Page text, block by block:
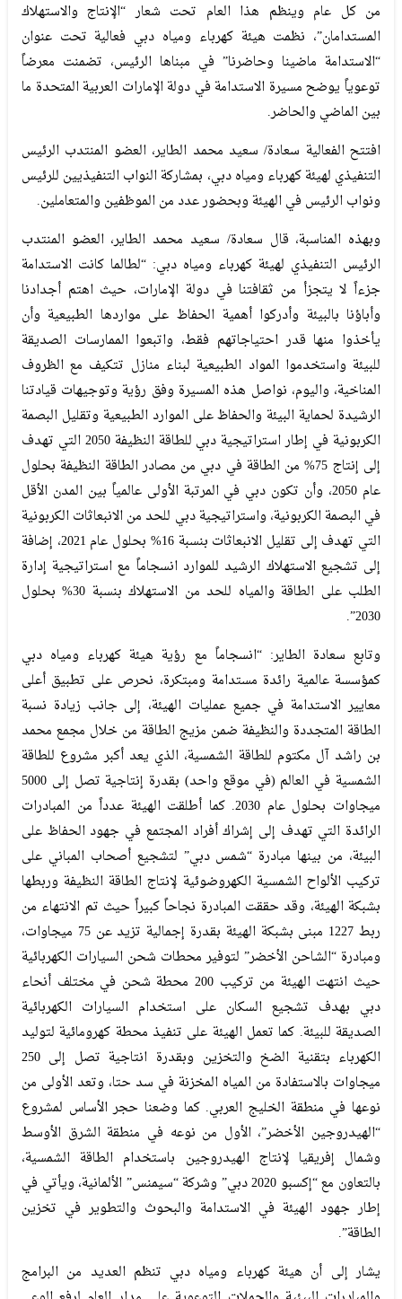
من كل عام وينظم هذا العام تحت شعار “الإنتاج والاستهلاك
المستدامان”، نظمت هيئة كهرباء ومياه دبي فعالية تحت عنوان
“الاستدامة ماضينا وحاضرنا” في مبناها الرئيس، تضمنت معرضاً
توعوياً يوضح مسيرة الاستدامة في دولة الإمارات العربية المتحدة ما
بين الماضي والحاضر.
افتتح الفعالية سعادة/ سعيد محمد الطاير، العضو المنتدب الرئيس
التنفيذي لهيئة كهرباء ومياه دبي، بمشاركة النواب التنفيذيين للرئيس
ونواب الرئيس في الهيئة وبحضور عدد من الموظفين والمتعاملين.
وبهذه المناسبة، قال سعادة/ سعيد محمد الطاير، العضو المنتدب
الرئيس التنفيذي لهيئة كهرباء ومياه دبي: “لطالما كانت الاستدامة
جزءاً لا يتجزأ من ثقافتنا في دولة الإمارات، حيث اهتم أجدادنا
وأباؤنا بالبيئة وأدركوا أهمية الحفاظ على مواردها الطبيعية وأن
يأخذوا منها قدر احتياجاتهم فقط، واتبعوا الممارسات الصديقة
للبيئة واستخدموا المواد الطبيعية لبناء منازل تتكيف مع الظروف
المناخية، واليوم، نواصل هذه المسيرة وفق رؤية وتوجيهات قيادتنا
الرشيدة لحماية البيئة والحفاظ على الموارد الطبيعية وتقليل البصمة
الكربونية في إطار استراتيجية دبي للطاقة النظيفة 2050 التي تهدف
إلى إنتاج 75% من الطاقة في دبي من مصادر الطاقة النظيفة بحلول
عام 2050، وأن تكون دبي في المرتبة الأولى عالمياً بين المدن الأقل
في البصمة الكربونية، واستراتيجية دبي للحد من الانبعاثات الكربونية
التي تهدف إلى تقليل الانبعاثات بنسبة 16% بحلول عام 2021، إضافة
إلى تشجيع الاستهلاك الرشيد للموارد انسجاماً مع استراتيجية إدارة
الطلب على الطاقة والمياه للحد من الاستهلاك بنسبة 30% بحلول
2030”.
وتابع سعادة الطاير: “انسجاماً مع رؤية هيئة كهرباء ومياه دبي
كمؤسسة عالمية رائدة مستدامة ومبتكرة، نحرص على تطبيق أعلى
معايير الاستدامة في جميع عمليات الهيئة، إلى جانب زيادة نسبة
الطاقة المتجددة والنظيفة ضمن مزيج الطاقة من خلال مجمع محمد
بن راشد آل مكتوم للطاقة الشمسية، الذي يعد أكبر مشروع للطاقة
الشمسية في العالم (في موقع واحد) بقدرة إنتاجية تصل إلى 5000
ميجاوات بحلول عام 2030. كما أطلقت الهيئة عدداً من المبادرات
الرائدة التي تهدف إلى إشراك أفراد المجتمع في جهود الحفاظ على
البيئة، من بينها مبادرة “شمس دبي” لتشجيع أصحاب المباني على
تركيب الألواح الشمسية الكهروضوئية لإنتاج الطاقة النظيفة وربطها
بشبكة الهيئة، وقد حققت المبادرة نجاحاً كبيراً حيث تم الانتهاء من
ربط 1227 مبنى بشبكة الهيئة بقدرة إجمالية تزيد عن 75 ميجاوات،
ومبادرة “الشاحن الأخضر” لتوفير محطات شحن السيارات الكهربائية
حيث انتهت الهيئة من تركيب 200 محطة شحن في مختلف أنحاء
دبي بهدف تشجيع السكان على استخدام السيارات الكهربائية
الصديقة للبيئة. كما تعمل الهيئة على تنفيذ محطة كهرومائية لتوليد
الكهرباء بتقنية الضخ والتخزين وبقدرة انتاجية تصل إلى 250
ميجاوات بالاستفادة من المياه المخزنة في سد حتا، وتعد الأولى من
نوعها في منطقة الخليج العربي. كما وضعنا حجر الأساس لمشروع
“الهيدروجين الأخضر”، الأول من نوعه في منطقة الشرق الأوسط
وشمال إفريقيا لإنتاج الهيدروجين باستخدام الطاقة الشمسية،
بالتعاون مع “إكسبو 2020 دبي” وشركة “سيمنس” الألمانية، ويأتي في
إطار جهود الهيئة في الاستدامة والبحوث والتطوير في تخزين
الطاقة”.
يشار إلى أن هيئة كهرباء ومياه دبي تنظم العديد من البرامج